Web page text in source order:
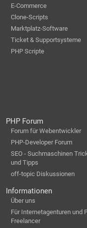
E-Commerce
Clone-Scripts
Marktplatz-Software
Ticket & Supportsysteme
PHP Scripte
PHP Forum
Forum für Webentwickler
PHP-Developer Forum
SEO - Suchmaschinen
und Tipps
off-topic Diskussionen
Informationen
Über uns
Für Internetagenturen und
Freelancer